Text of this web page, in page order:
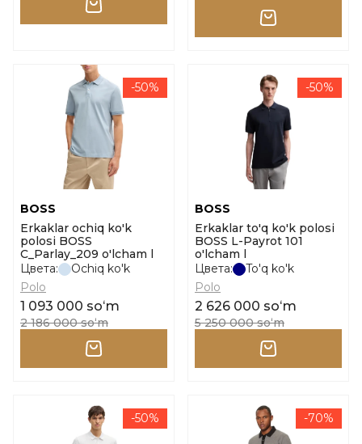
-50%
BOSS
Erkaklar ochiq ko'k
polosi BOSS
C_Parlay_209 o'lcham l
Цвета:
Ochiq ko'k
Polo
1 093 000 soʻm
2 186 000 soʻm
-50%
BOSS
Erkaklar to'q ko'k polosi
BOSS L-Payrot 101
o'lcham l
Цвета:
To'q ko'k
Polo
2 626 000 soʻm
5 250 000 soʻm
-50% -70%